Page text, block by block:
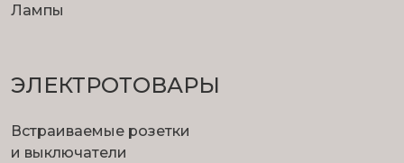
Лампы
ЭЛЕКТРОТОВАРЫ
Встраиваемые розетки
и выключатели